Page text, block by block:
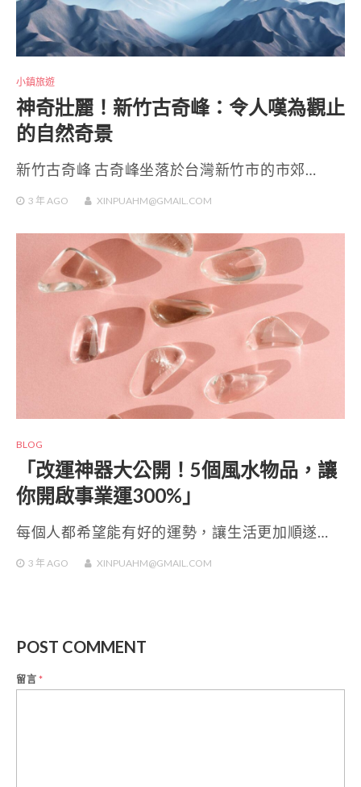
小鎮旅遊
神奇壯麗！新竹古奇峰：令人嘆為觀止
的自然奇景
新竹古奇峰 古奇峰坐落於台灣新竹市的市郊…
3 年 AGO XINPUAHM@GMAIL.COM
BLOG
「改運神器大公開！5個風水物品，讓
你開啟事業運300%」
每個人都希望能有好的運勢，讓生活更加順遂…
3 年 AGO XINPUAHM@GMAIL.COM
POST COMMENT
留言*